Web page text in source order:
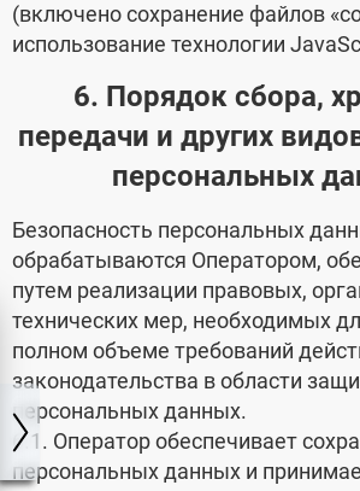
(включено сохранение файлов
использование технологии
6. Порядок сбора,
передачи и других
персональных
Безопасность персональных
обрабатываются Оператором,
путем реализации правовых,
технических мер, необходимых
полном объеме требований
законодательства в области
персональных данных.
6.1. Оператор обеспечивает
персональных данных и